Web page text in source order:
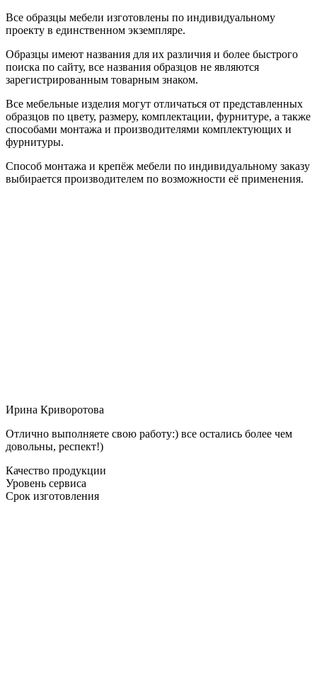
Все образцы мебели изготовлены по индивидуальному
проекту в единственном экземпляре.
Образцы имеют названия для их различия и более быстрого
поиска по сайту, все названия образцов не являются
зарегистрированным товарным знаком.
Все мебельные изделия могут отличаться от представленных
образцов по цвету, размеру, комплектации, фурнитуре, а также
способами монтажа и производителями комплектующих и
фурнитуры.
Способ монтажа и крепёж мебели по индивидуальному заказу
выбирается производителем по возможности её применения.
Ирина Криворотова
Отлично выполняете свою работу:) все остались более чем
довольны, респект!)
Качество продукции
Уровень сервиса
Срок изготовления